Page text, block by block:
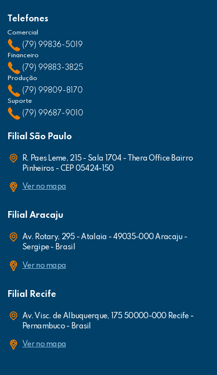
Telefones
Comercial
(79) 99836-5019
Financeiro
(79) 99883-3825
Produção
(79) 99809-8170
Suporte
(79) 99687-9010
Filial São Paulo
R. Paes Leme, 215 - Sala 1704 - Thera Office Bairro
Pinheiros - CEP 05424-150
Ver no mapa
Filial Aracaju
Av. Rotary, 295 - Atalaia - 49035-000 Aracaju -
Sergipe - Brasil
Ver no mapa
Filial Recife
Av. Visc. de Albuquerque, 175 50000-000 Recife -
Pernambuco - Brasil
Ver no mapa